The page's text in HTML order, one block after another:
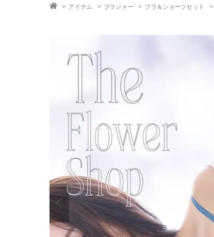
アイテム ブラジャー ブラ＆ショーツセット